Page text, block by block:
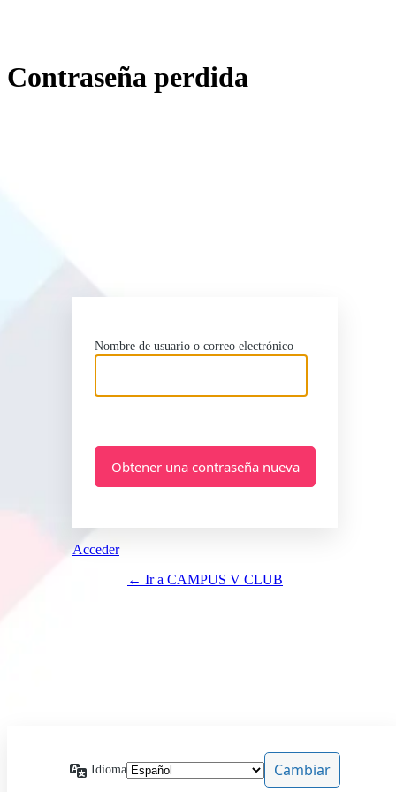
Contraseña perdida
Nombre de usuario o correo electrónico
Acceder
← Ir a CAMPUS V CLUB
Idioma